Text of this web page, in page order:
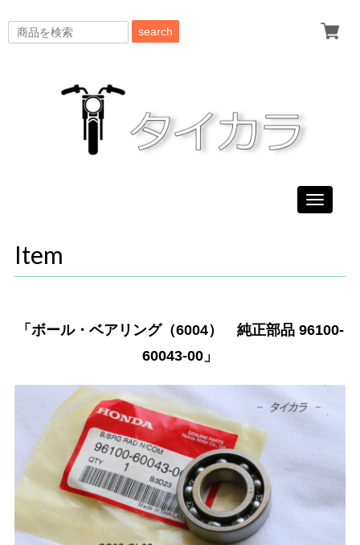
search
Toggle
Item
「ボール・ベアリング（6004） 純正部品 96100-
60043-00」